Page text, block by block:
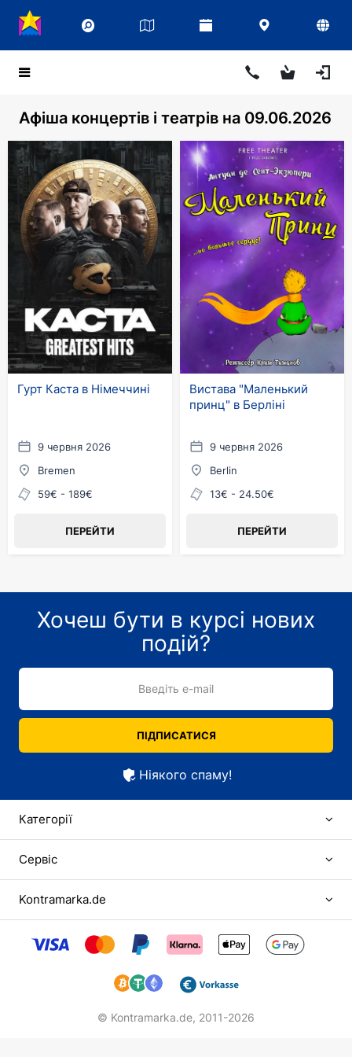
Афіша концертів і театрів на 09.06.2026
Гурт Каста в Німеччині
9 червня 2026
Bremen
59€ - 189€
ПЕРЕЙТИ
Вистава "Маленький
принц" в Берліні
9 червня 2026
Berlin
13€ - 24.50€
ПЕРЕЙТИ
Хочеш бути в курсі нових
подій?
Введіть e-mail
ПІДПИСАТИСЯ
Ніякого спаму!
Категорії
Сервіс
Kontramarka.de
© Kontramarka.de, 2011-2026